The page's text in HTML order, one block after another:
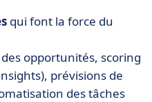
qui font la force du
opportunités, scoring
prévisions de
des tâches